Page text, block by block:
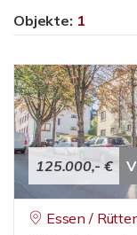
Objekte: 1
125.000,- €
Essen /